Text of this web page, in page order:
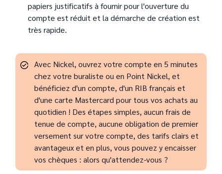
papiers justificatifs à fournir pour l'ouverture du
compte est réduit et la démarche de création est
très rapide.
Avec Nickel, ouvrez votre compte en 5 minutes
chez votre buraliste ou en Point Nickel, et
bénéficiez d'un compte, d'un RIB français et
d'une carte Mastercard pour tous vos achats au
quotidien ! Des étapes simples, aucun frais de
tenue de compte, aucune obligation de premier
versement sur votre compte, des tarifs clairs et
avantageux et en plus, vous pouvez y encaisser
vos chèques : alors qu'attendez-vous ?